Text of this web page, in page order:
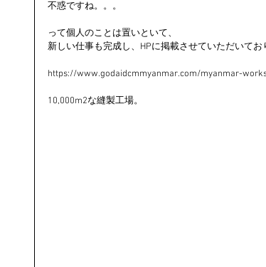
不惑ですね。。。
って個人のことは置いといて、
新しい仕事も完成し、HPに掲載させていただいてお
https://www.godaidcmmyanmar.com/myanmar-
10,000m2な縫製工場。